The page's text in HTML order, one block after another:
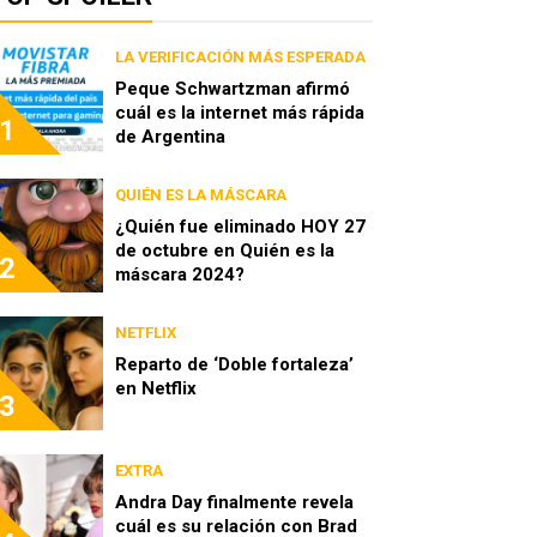
1
LA VERIFICACIÓN MÁS ESPERADA
Peque Schwartzman afirmó
cuál es la internet más rápida
de Argentina
2
QUIÉN ES LA MÁSCARA
¿Quién fue eliminado HOY 27
de octubre en Quién es la
máscara 2024?
3
NETFLIX
Reparto de ‘Doble fortaleza’
en Netflix
EXTRA
Andra Day finalmente revela
cuál es su relación con Brad